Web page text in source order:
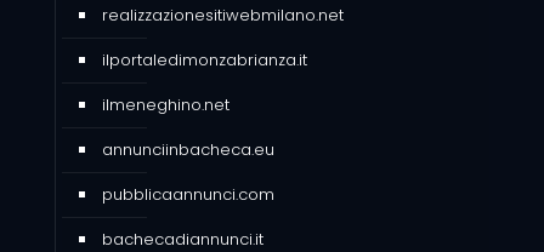
realizzazionesitiwebmilano.net
ilportaledimonzabrianza.it
ilmeneghino.net
annunciinbacheca.eu
pubblicaannunci.com
bachecadiannunci.it